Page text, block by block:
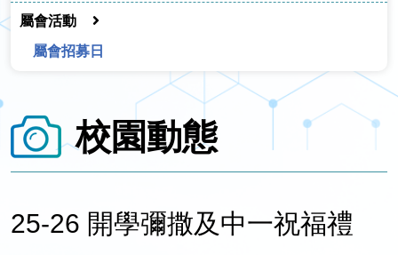
屬會活動
屬會招募日
校園動態
25-26 開學彌撒及中一祝福禮